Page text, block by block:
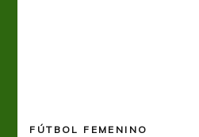
FÚTBOL FEMENINO